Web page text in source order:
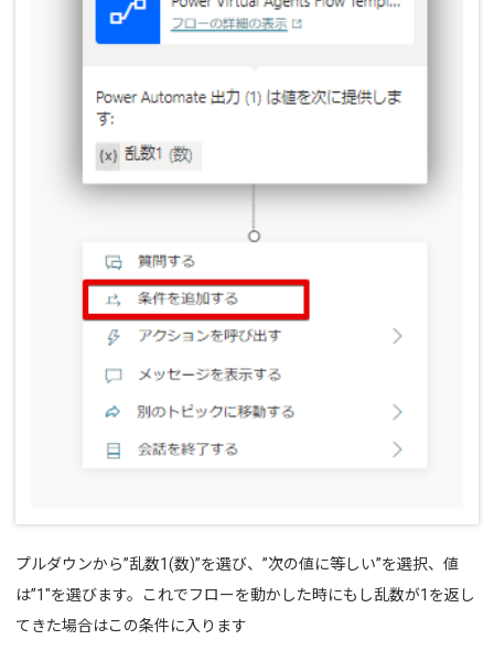
プルダウンから”乱数1(数)”を選び、”次の値に等しい”を選択、値
は”1"を選びます。これでフローを動かした時にもし乱数が1を返し
てきた場合はこの条件に入ります